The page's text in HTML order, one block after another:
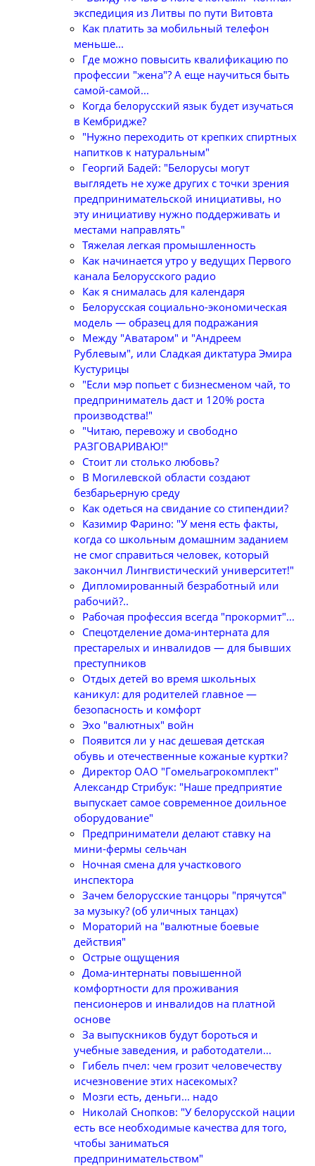
экспедиция из Литвы по пути Витовта
Как платить за мобильный телефон
меньше...
Где можно повысить квалификацию по
профессии "жена"? А еще научиться быть
самой-самой...
Когда белорусский язык будет изучаться
в Кембридже?
"Нужно переходить от крепких спиртных
напитков к натуральным"
Георгий Бадей: "Белорусы могут
выглядеть не хуже других с точки зрения
предпринимательской инициативы, но
эту инициативу нужно поддерживать и
местами направлять"
Тяжелая легкая промышленность
Как начинается утро у ведущих Первого
канала Белорусского радио
Как я снималась для календаря
Белорусская социально-экономическая
модель — образец для подражания
Между "Аватаром" и "Андреем
Рублевым", или Сладкая диктатура Эмира
Кустурицы
"Если мэр попьет с бизнесменом чай, то
предприниматель даст и 120% роста
производства!"
"Читаю, перевожу и свободно
РАЗГОВАРИВАЮ!"
Стоит ли столько любовь?
В Могилевской области создают
безбарьерную среду
Как одеться на свидание со стипендии?
Казимир Фарино: "У меня есть факты,
когда со школьным домашним заданием
не смог справиться человек, который
закончил Лингвистический университет!"
Дипломированный безработный или
рабочий?..
Рабочая профессия всегда "прокормит"...
Спецотделение дома-интерната для
престарелых и инвалидов — для бывших
преступников
Отдых детей во время школьных
каникул: для родителей главное —
безопасность и комфорт
Эхо "валютных" войн
Появится ли у нас дешевая детская
обувь и отечественные кожаные куртки?
Директор ОАО "Гомельагрокомплект"
Александр Стрибук: "Наше предприятие
выпускает самое современное доильное
оборудование"
Предприниматели делают ставку на
мини-фермы сельчан
Ночная смена для участкового
инспектора
Зачем белорусские танцоры "прячутся"
за музыку? (об уличных танцах)
Мораторий на "валютные боевые
действия"
Острые ощущения
Дома-интернаты повышенной
комфортности для проживания
пенсионеров и инвалидов на платной
основе
За выпускников будут бороться и
учебные заведения, и работодатели...
Гибель пчел: чем грозит человечеству
исчезновение этих насекомых?
Мозги есть, деньги... надо
Николай Снопков: "У белорусской нации
есть все необходимые качества для того,
чтобы заниматься
предпринимательством"